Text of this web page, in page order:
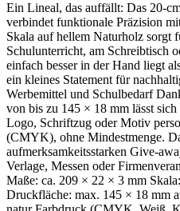
Ein Lineal, das auffällt: Das 20-
verbindet funktionale Präzision
Skala auf hellem Naturholz sorgt
Schulunterricht, am Schreibtisch
einfach besser in der Hand liegt
ein kleines Statement für
Werbemittel und Schulbedarf
von bis zu 145 × 18 mm lässt
Logo, Schriftzug oder Motiv
(CMYK), ohne Mindestmenge.
aufmerksamkeitsstarken Give-
Verlage, Messen oder
Maße: ca. 209 × 22 × 3 mm
Druckfläche: max. 145 × 18 mm